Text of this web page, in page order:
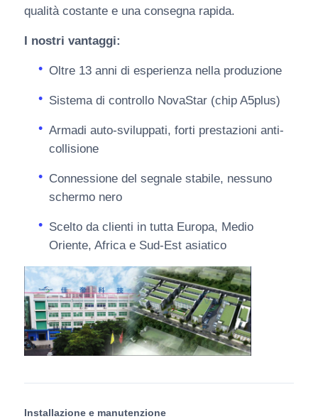
qualità costante e una consegna rapida.
I nostri vantaggi:
Oltre 13 anni di esperienza nella produzione
Sistema di controllo NovaStar (chip A5plus)
Armadi auto-sviluppati, forti prestazioni anti-
collisione
Connessione del segnale stabile, nessuno
schermo nero
Scelto da clienti in tutta Europa, Medio
Oriente, Africa e Sud-Est asiatico
Installazione e manutenzione